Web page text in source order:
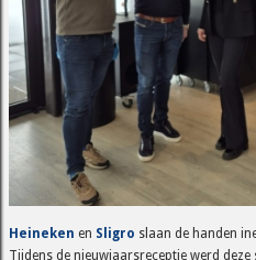
Heineken en Sligro slaan de handen
Tijdens de nieuwjaarsreceptie werd